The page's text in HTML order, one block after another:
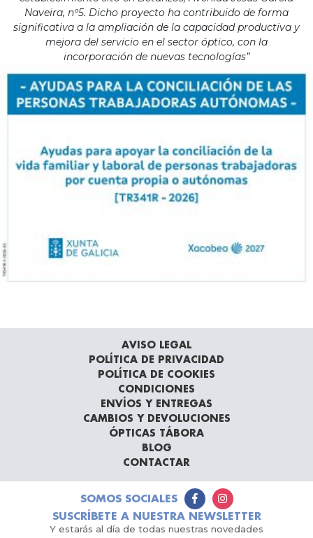
Naveira, nº5. Dicho proyecto ha contribuido de forma
significativa a la ampliación de la capacidad productiva y
mejora del servicio en el sector óptico, con la
incorporación de nuevas tecnologías”
AVISO LEGAL
POLÍTICA DE PRIVACIDAD
POLÍTICA DE COOKIES
CONDICIONES
ENVÍOS Y ENTREGAS
CAMBIOS Y DEVOLUCIONES
ÓPTICAS TÁBORA
BLOG
CONTACTAR
SOMOS SOCIALES
SUSCRÍBETE A NUESTRA NEWSLETTER
Y estarás al día de todas nuestras novedades